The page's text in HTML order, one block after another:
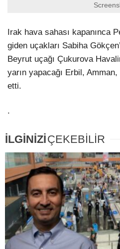
Irak hava sahası kapanınca
giden uçakları Sabiha
Beyrut uçağı Çukurova
yarın yapacağı Erbil, Amman,
etti.
.
İLGİNİZİÇEKEBİLİR